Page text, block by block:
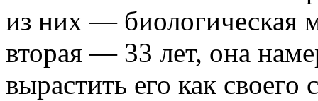
из них — биологическая
вторая — 33 лет, она
вырастить его как своего